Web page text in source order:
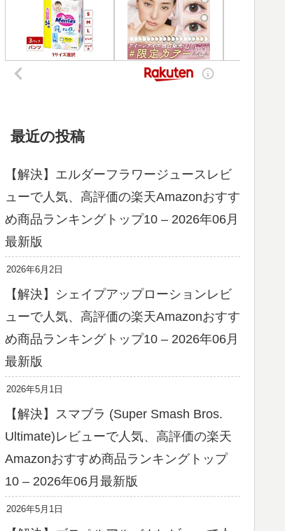
最近の投稿
【解決】エルダーフラワージュースレビ
ューで人気、高評価の楽天Amazonおすす
め商品ランキングトップ10 – 2026年06月
最新版
2026年6月2日
【解決】シェイプアップローションレビ
ューで人気、高評価の楽天Amazonおすす
め商品ランキングトップ10 – 2026年06月
最新版
2026年5月1日
【解決】スマブラ (Super Smash Bros.
Ultimate)レビューで人気、高評価の楽天
Amazonおすすめ商品ランキングトップ
10 – 2026年06月最新版
2026年5月1日